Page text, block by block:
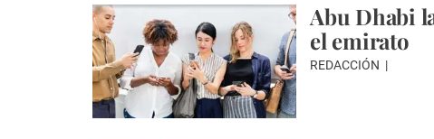
Abu Dhabi
el emirato
REDACCIÓN